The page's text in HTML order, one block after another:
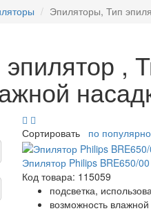
Эпиляторы, Тип
,
Сортировать по
Эпилятор Philips BRE650/
Код товара: 115059
подсветка,
возможность влажной